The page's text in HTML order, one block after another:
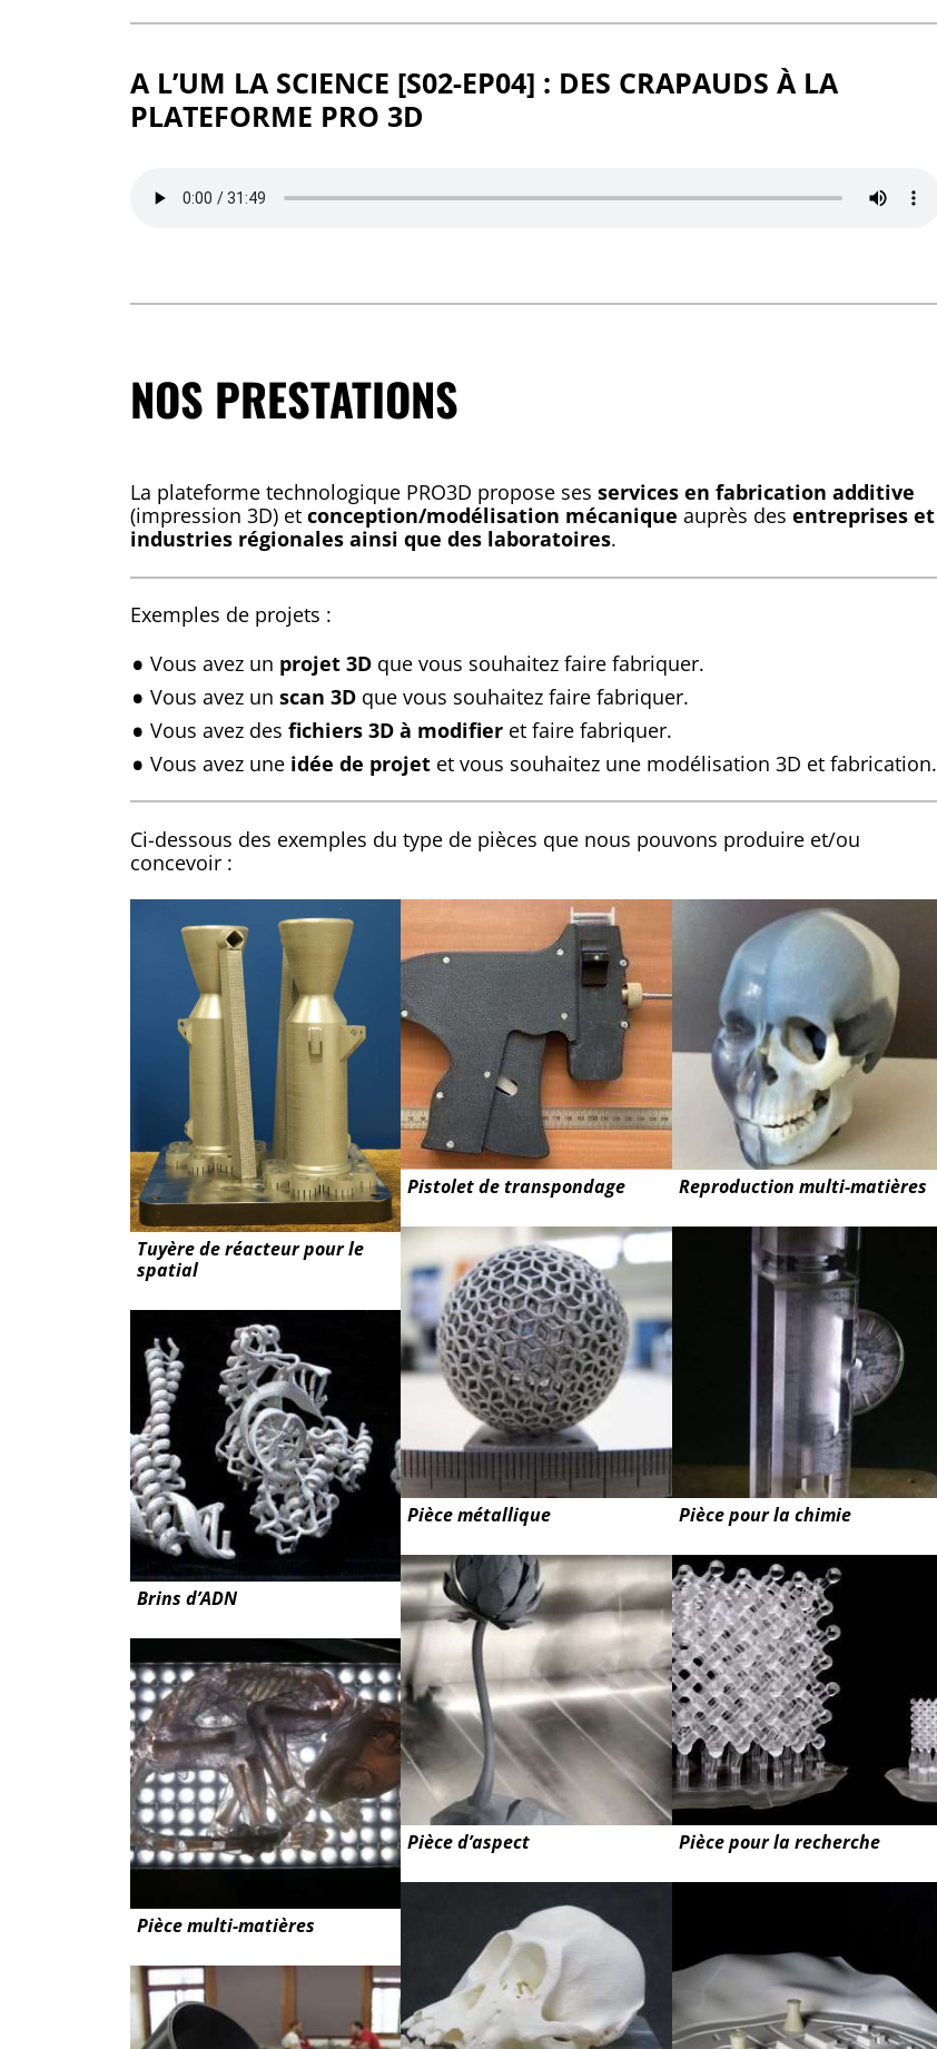
A L’UM LA SCIENCE [S02-EP04] : DES CRAPAUDS À LA
PLATEFORME PRO 3D
NOS PRESTATIONS
La plateforme technologique PRO3D propose ses services en fabrication additive
(impression 3D) et conception/modélisation mécanique auprès des entreprises et
industries régionales ainsi que des laboratoires.
Exemples de projets :
Vous avez un projet 3D que vous souhaitez faire fabriquer.
Vous avez un scan 3D que vous souhaitez faire fabriquer.
Vous avez des fichiers 3D à modifier et faire fabriquer.
Vous avez une idée de projet et vous souhaitez une modélisation 3D et fabrication.
Ci-dessous des exemples du type de pièces que nous pouvons produire et/ou
concevoir :
Tuyère de réacteur pour le
spatial
Brins d’ADN
Pièce multi-matières
Pistolet de transpondage
Pièce métallique
Pièce d’aspect
Reproduction multi-matières
Pièce pour la chimie
Pièce pour la recherche